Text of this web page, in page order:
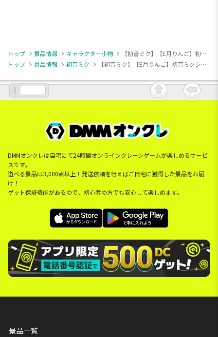
トップ 景品情報 キャラクター小物
【初音ミク】【E月りんご】初音ミクシリーズ スタンド付クリアキーチェーン“初音ミク”－クラシカルメイド－（EX）
トップ
景品情報 初音ミク 【初音ミク】【E月りんご】初音ミクシリーズ スタンド付クリアキーチェーン“初音ミク”－クラシカルメイド－（EX）
DMMオンクレは自宅にて24時間オンラインクレーンゲームが楽しめるサービ
スです。
遊べる景品は3,000点以上！発送依頼を行えばご自宅に獲得した景品をお届
け！
ゲット保証機能があるので、初心者の方でも安心して楽しめます。
景品一覧